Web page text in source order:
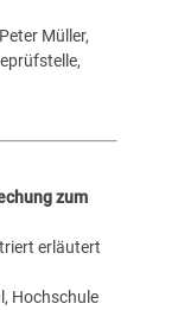
Müller,
zum
erläutert
Hochschule